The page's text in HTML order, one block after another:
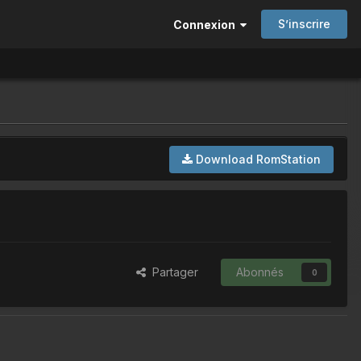
Connexion S’inscrire
Download RomStation
Partager Abonnés 0